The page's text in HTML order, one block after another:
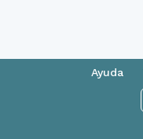
Ayuda